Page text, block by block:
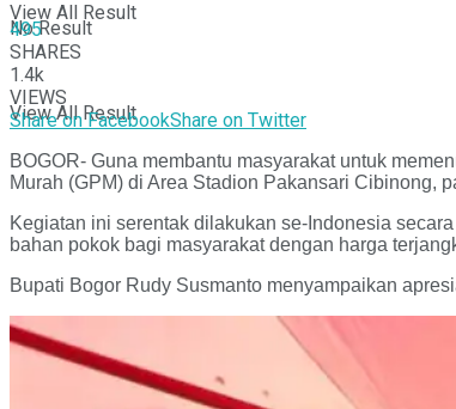
No Result
View All Result
View All Result
495
SHARES
1.4k
VIEWS
Share on FacebookShare on Twitter
BOGOR- Guna membantu masyarakat untuk
Murah (GPM) di Area Stadion Pakansari Cibinong,
Kegiatan ini serentak dilakukan se-Indonesia
bahan pokok bagi masyarakat dengan harga
Bupati Bogor Rudy Susmanto menyampaikan